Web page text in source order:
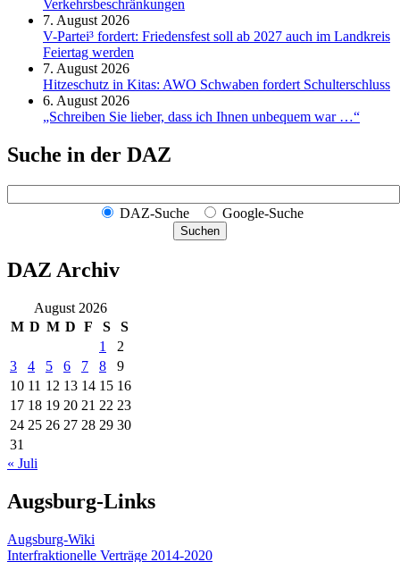
Verkehrsbeschränkungen
7. August 2026
V-Partei­³ fordert: Friedens­fest soll ab 2027 auch im Land­kreis
Feier­tag werden
7. August 2026
Hitzeschutz in Kitas: AWO Schwaben fordert Schulterschluss
6. August 2026
„Schreiben Sie lieber, dass ich Ihnen unbequem war …“
Suche in der DAZ
DAZ-Suche Google-Suche
Suchen
DAZ Archiv
August 2026
M D M D F S
S
1
2
3
4 5 6 7 8
9
10 11 12 13 14 15 16
17 18 19 20 21 22 23
24 25 26 27 28 29 30
31
« Juli
Augsburg-Links
Augsburg-Wiki
Interfraktionelle Verträge 2014-2020